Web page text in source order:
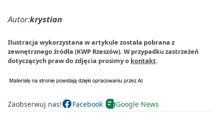
Autor:krystian
Ilustracja wykorzystana w artykule została pobrana z
zewnętrznego źródła (KWP Rzeszów). W przypadku zastrzeżeń
dotyczących praw do zdjęcia prosimy o kontakt.
Zaobserwuj nas! Facebook Google News